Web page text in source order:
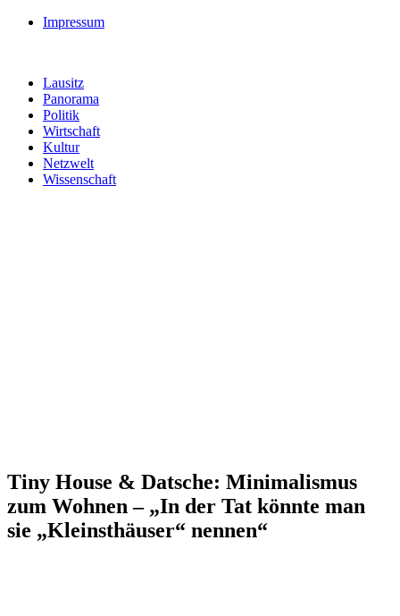
Impressum
Lausitz
Panorama
Politik
Wirtschaft
Kultur
Netzwelt
Wissenschaft
Tiny House & Datsche: Minimalismus
zum Wohnen – „In der Tat könnte man
sie „Kleinsthäuser“ nennen“